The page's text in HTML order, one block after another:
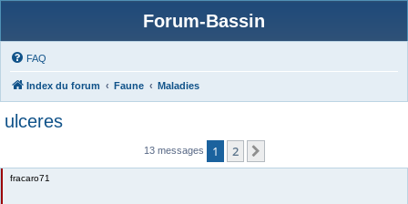
Forum-Bassin
FAQ
Index du forum Faune Maladies
ulceres
13 messages 1 2
fracaro71